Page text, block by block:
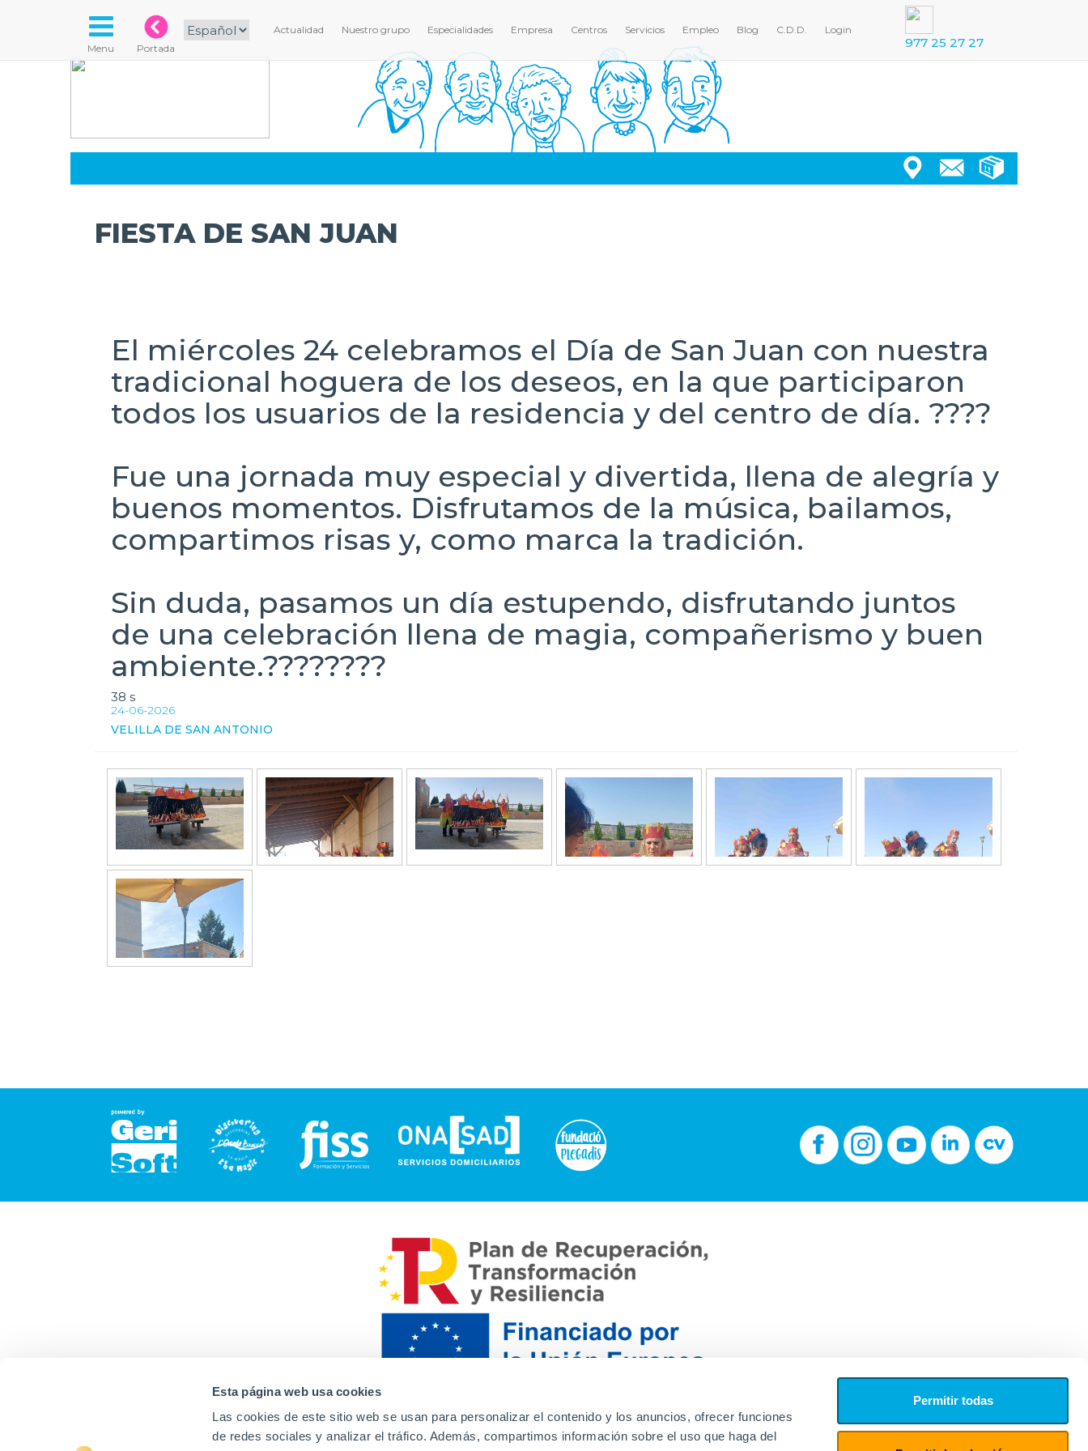
Esta página web usa cookies
Las cookies de este sitio web se usan para personalizar el contenido y los anuncios, ofrecer funciones
de redes sociales y analizar el tráfico. Además, compartimos información sobre el uso que haga del
Permitir todas
Actualidad Nuestro grupo Especialidades Empresa Centros Servicios Empleo Blog C.D.D. Login
977 25 27 27
Menu Portada
FIESTA DE SAN JUAN
El miércoles 24 celebramos el Día de San Juan con nuestra
tradicional hoguera de los deseos, en la que participaron
todos los usuarios de la residencia y del centro de día. ????
Fue una jornada muy especial y divertida, llena de alegría y
buenos momentos. Disfrutamos de la música, bailamos,
compartimos risas y, como marca la tradición.
Sin duda, pasamos un día estupendo, disfrutando juntos
de una celebración llena de magia, compañerismo y buen
ambiente.????????
38 s
24-06-2026
VELILLA DE SAN ANTONIO